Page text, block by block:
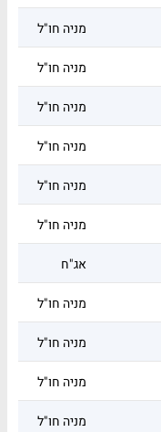
מניה חו"ל
מניה חו"ל
מניה חו"ל
מניה חו"ל
מניה חו"ל
מניה חו"ל
אג"ח
מניה חו"ל
מניה חו"ל
מניה חו"ל
מניה חו"ל